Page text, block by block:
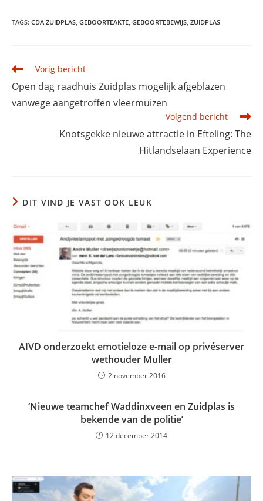
TAGS: CDA ZUIDPLAS, GEBOORTEAKTE, GEBOORTEBEWIJS, ZUIDPLAS
Lees
artikelen
Vorig bericht
Open dag raadhuis Zuidplas mogelijk afgeblazen
vanwege aangetroffen vleermuizen
Volgend bericht
Knotsgekke nieuwe attractie in Efteling: The
Hitlandselaan Experience
DIT VIND JE VAST OOK LEUK
AIVD onderzoekt emotieloze e-mail op privéserver
wethouder Muller
2 november 2016
‘Nieuwe teamchef Waddinxveen en Zuidplas is
bekende van de politie’
12 december 2014